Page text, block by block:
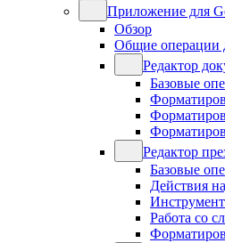
Приложение для
Обзор
Общие операции
Редактор
Базовые
Редактор
Базовые
Действия
Работа со